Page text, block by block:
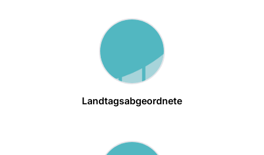
Landtagsabgeordnete